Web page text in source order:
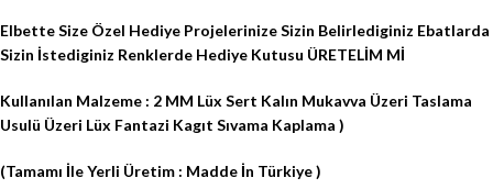
Elbette Size Özel Hediye Projelerinize Sizin Belirlediginiz Ebatlarda
Sizin İstediginiz Renklerde Hediye Kutusu ÜRETELİM Mİ
Kullanılan Malzeme : 2 MM Lüx Sert Kalın Mukavva Üzeri Taslama
Usulü Üzeri Lüx Fantazi Kagıt Sıvama Kaplama )
(Tamamı İle Yerli Üretim : Madde İn Türkiye )